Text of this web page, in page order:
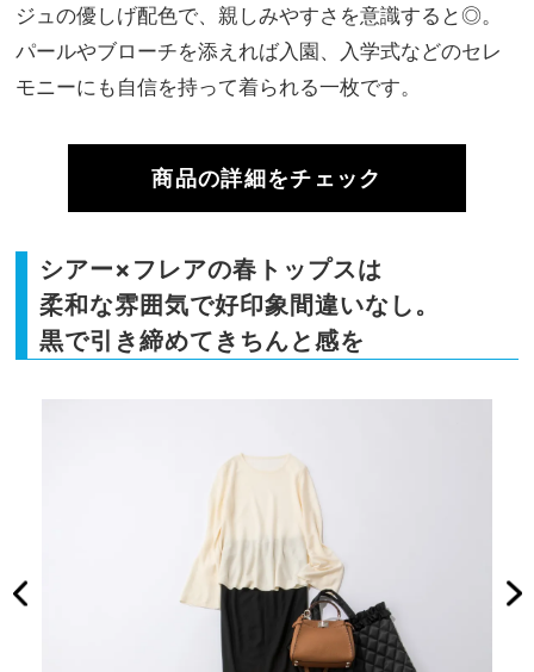
ジュの優しげ配色で、親しみやすさを意識すると◎。
パールやブローチを添えれば入園、入学式などのセレ
モニーにも自信を持って着られる一枚です。
商品の詳細をチェック
シアー×フレアの春トップスは
柔和な雰囲気で好印象間違いなし。
黒で引き締めてきちんと感を